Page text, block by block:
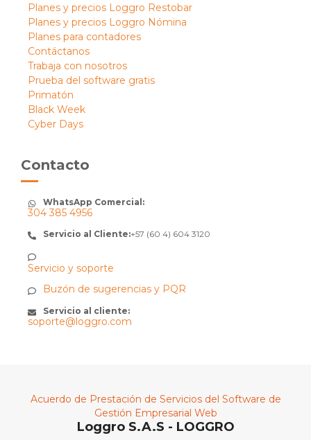
Planes y precios Loggro Restobar
Planes y precios Loggro Nómina
Planes para contadores
Contáctanos
Trabaja con nosotros
Prueba del software gratis
Primatón
Black Week
Cyber Days
Contacto
WhatsApp Comercial:
304 385 4956
Servicio al Cliente:+57 (60 4) 604 3120
Servicio y soporte
Buzón de sugerencias y PQR
Servicio al cliente:
soporte@loggro.com
Acuerdo de Prestación de Servicios del Software de
Gestión Empresarial Web
Loggro S.A.S - LOGGRO